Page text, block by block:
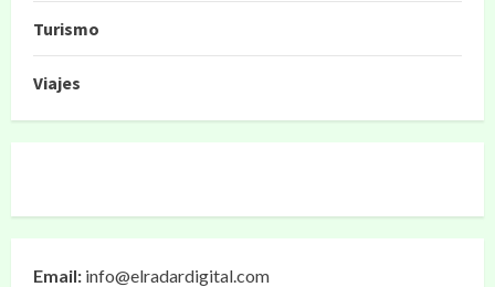
Turismo
Viajes
Email: info@elradardigital.com